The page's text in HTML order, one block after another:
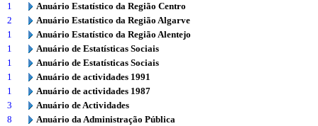
1
Anuário Estatístico da Região Centro
2
Anuário Estatístico da Região Algarve
1
Anuário Estatístico da Região Alentejo
1
Anuário de Estatísticas Sociais
1
Anuário de Estatísticas Sociais
1
Anuário de actividades 1991
1
Anuário de actividades 1987
3
Anuário de Actividades
8
Anuário da Administração Pública